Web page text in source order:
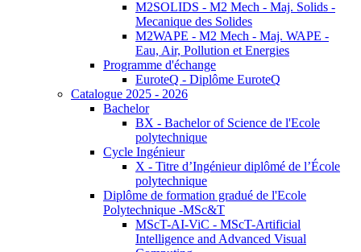
M2SOLIDS - M2 Mech - Maj. Solids -
Mecanique des Solides
M2WAPE - M2 Mech - Maj. WAPE -
Eau, Air, Pollution et Energies
Programme d'échange
EuroteQ - Diplôme EuroteQ
Catalogue 2025 - 2026
Bachelor
BX - Bachelor of Science de l'Ecole
polytechnique
Cycle Ingénieur
X - Titre d’Ingénieur diplômé de l’École
polytechnique
Diplôme de formation gradué de l'Ecole
Polytechnique -MSc&T
MScT-AI-ViC - MScT-Artificial
Intelligence and Advanced Visual